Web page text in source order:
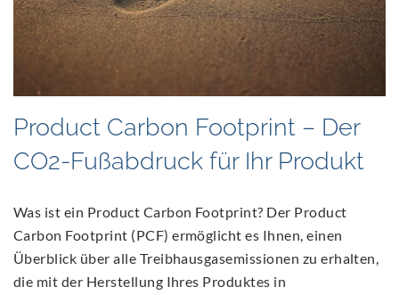
Product Carbon Footprint – Der
CO2-Fußabdruck für Ihr Produkt
Was ist ein Product Carbon Footprint? Der Product
Carbon Footprint (PCF) ermöglicht es Ihnen, einen
Überblick über alle Treibhausgasemissionen zu erhalten,
die mit der Herstellung Ihres Produktes in